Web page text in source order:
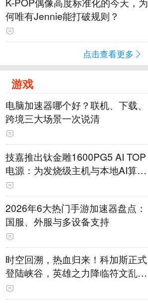
何唯有Jennie能打破规则？
点击查看更多
游戏
电脑加速器哪个好？联机、下载、
跨境三大场景一次说清
技嘉推出钛金雕1600PG5 AI TOP
电源：为发烧级主机与本地AI算力
打造旗舰供电方案
2026年6大热门手游加速器盘点：
国服、外服与多设备支持
时空回溯，热血归来！科加斯正式
登陆峡谷，英雄之力降临符文乱
斗！